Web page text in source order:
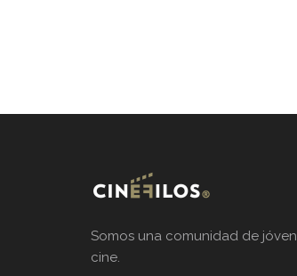
Somos una comunidad de
cine.